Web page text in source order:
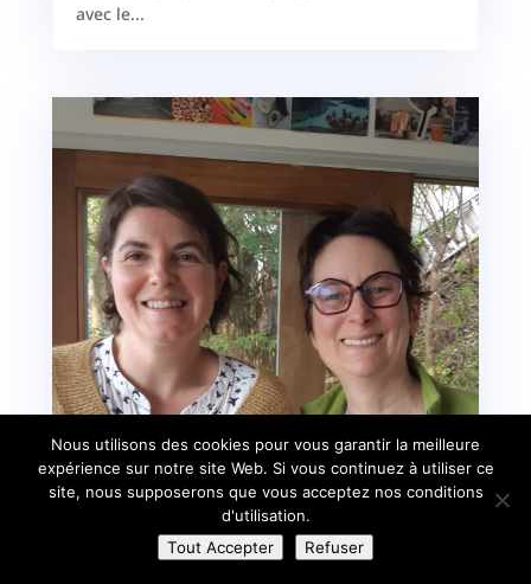
avec le...
Nous utilisons des cookies pour vous garantir la meilleure
expérience sur notre site Web. Si vous continuez à utiliser ce
site, nous supposerons que vous acceptez nos conditions
d'utilisation.
Tout Accepter
Refuser